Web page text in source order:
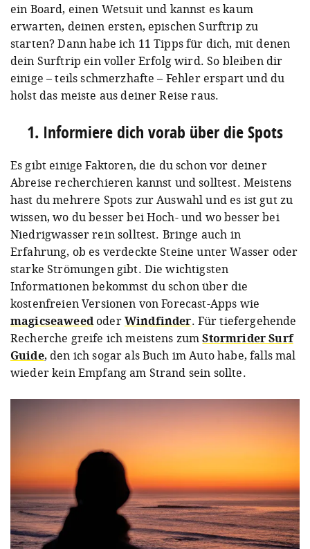
ein Board, einen Wetsuit und kannst es kaum
erwarten, deinen ersten, epischen Surftrip zu
starten? Dann habe ich 11 Tipps für dich, mit denen
dein Surftrip ein voller Erfolg wird. So bleiben dir
einige – teils schmerzhafte – Fehler erspart und du
holst das meiste aus deiner Reise raus.
1. Informiere dich vorab über die Spots
Es gibt einige Faktoren, die du schon vor deiner
Abreise recherchieren kannst und solltest. Meistens
hast du mehrere Spots zur Auswahl und es ist gut zu
wissen, wo du besser bei Hoch- und wo besser bei
Niedrigwasser rein solltest. Bringe auch in
Erfahrung, ob es verdeckte Steine unter Wasser oder
starke Strömungen gibt. Die wichtigsten
Informationen bekommst du schon über die
kostenfreien Versionen von Forecast-Apps wie
magicseaweedoderWindfinder. Für tiefergehende
Recherche greife ich meistens zumStormrider Surf
Guide, den ich sogar als Buch im Auto habe, falls mal
wieder kein Empfang am Strand sein sollte.